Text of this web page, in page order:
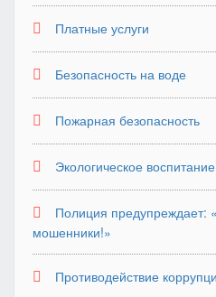
Платные услуги
Безопасность на воде
Пожарная безопасность
Экологическое воспитание
Полиция предупреждает:
мошенники!»
Противодействие